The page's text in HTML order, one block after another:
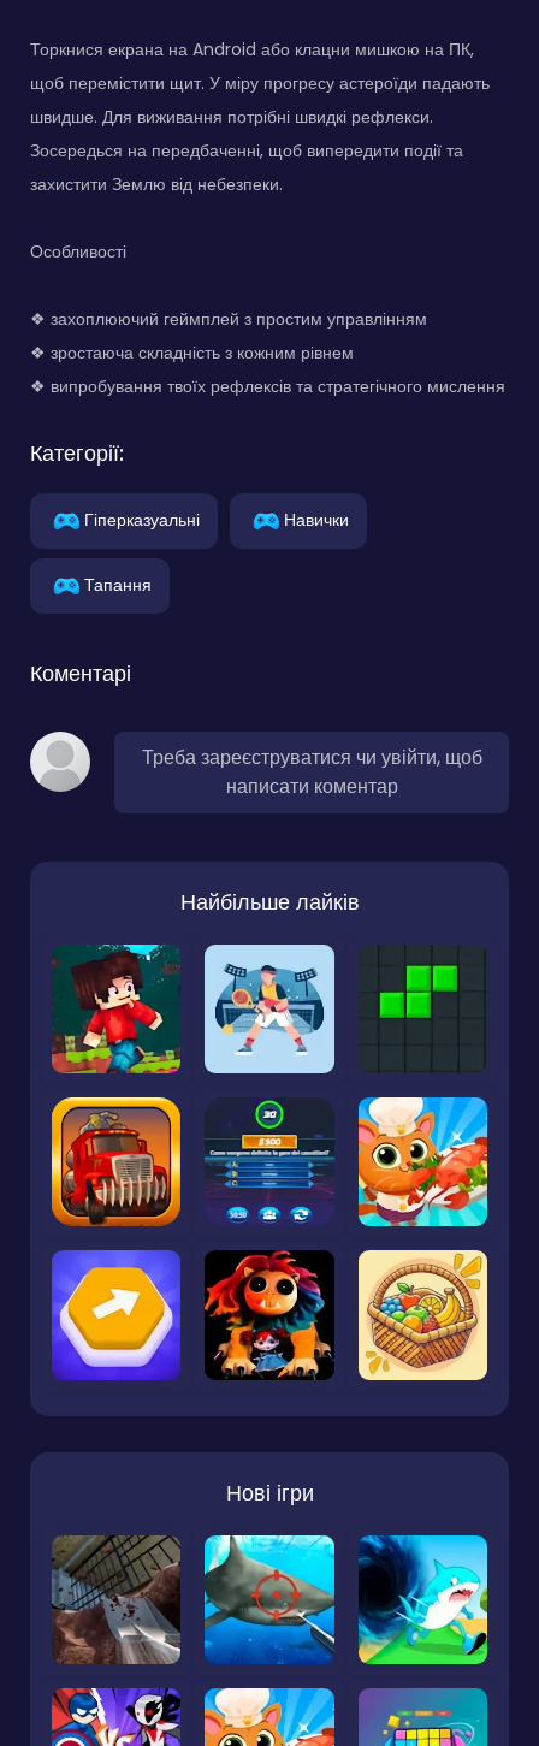
Торкнися екрана на Android або клацни мишкою на ПК,
щоб перемістити щит. У міру прогресу астероїди падають
швидше. Для виживання потрібні швидкі рефлекси.
Зосередься на передбаченні, щоб випередити події та
захистити Землю від небезпеки.
Особливості
❖ захоплюючий геймплей з простим управлінням
❖ зростаюча складність з кожним рівнем
❖ випробування твоїх рефлексів та стратегічного мислення
Категорії:
Гіперказуальні Навички
Тапання
Коментарі
Треба зареєструватися чи увійти, щоб
написати коментар
Найбільше лайків
Нові ігри